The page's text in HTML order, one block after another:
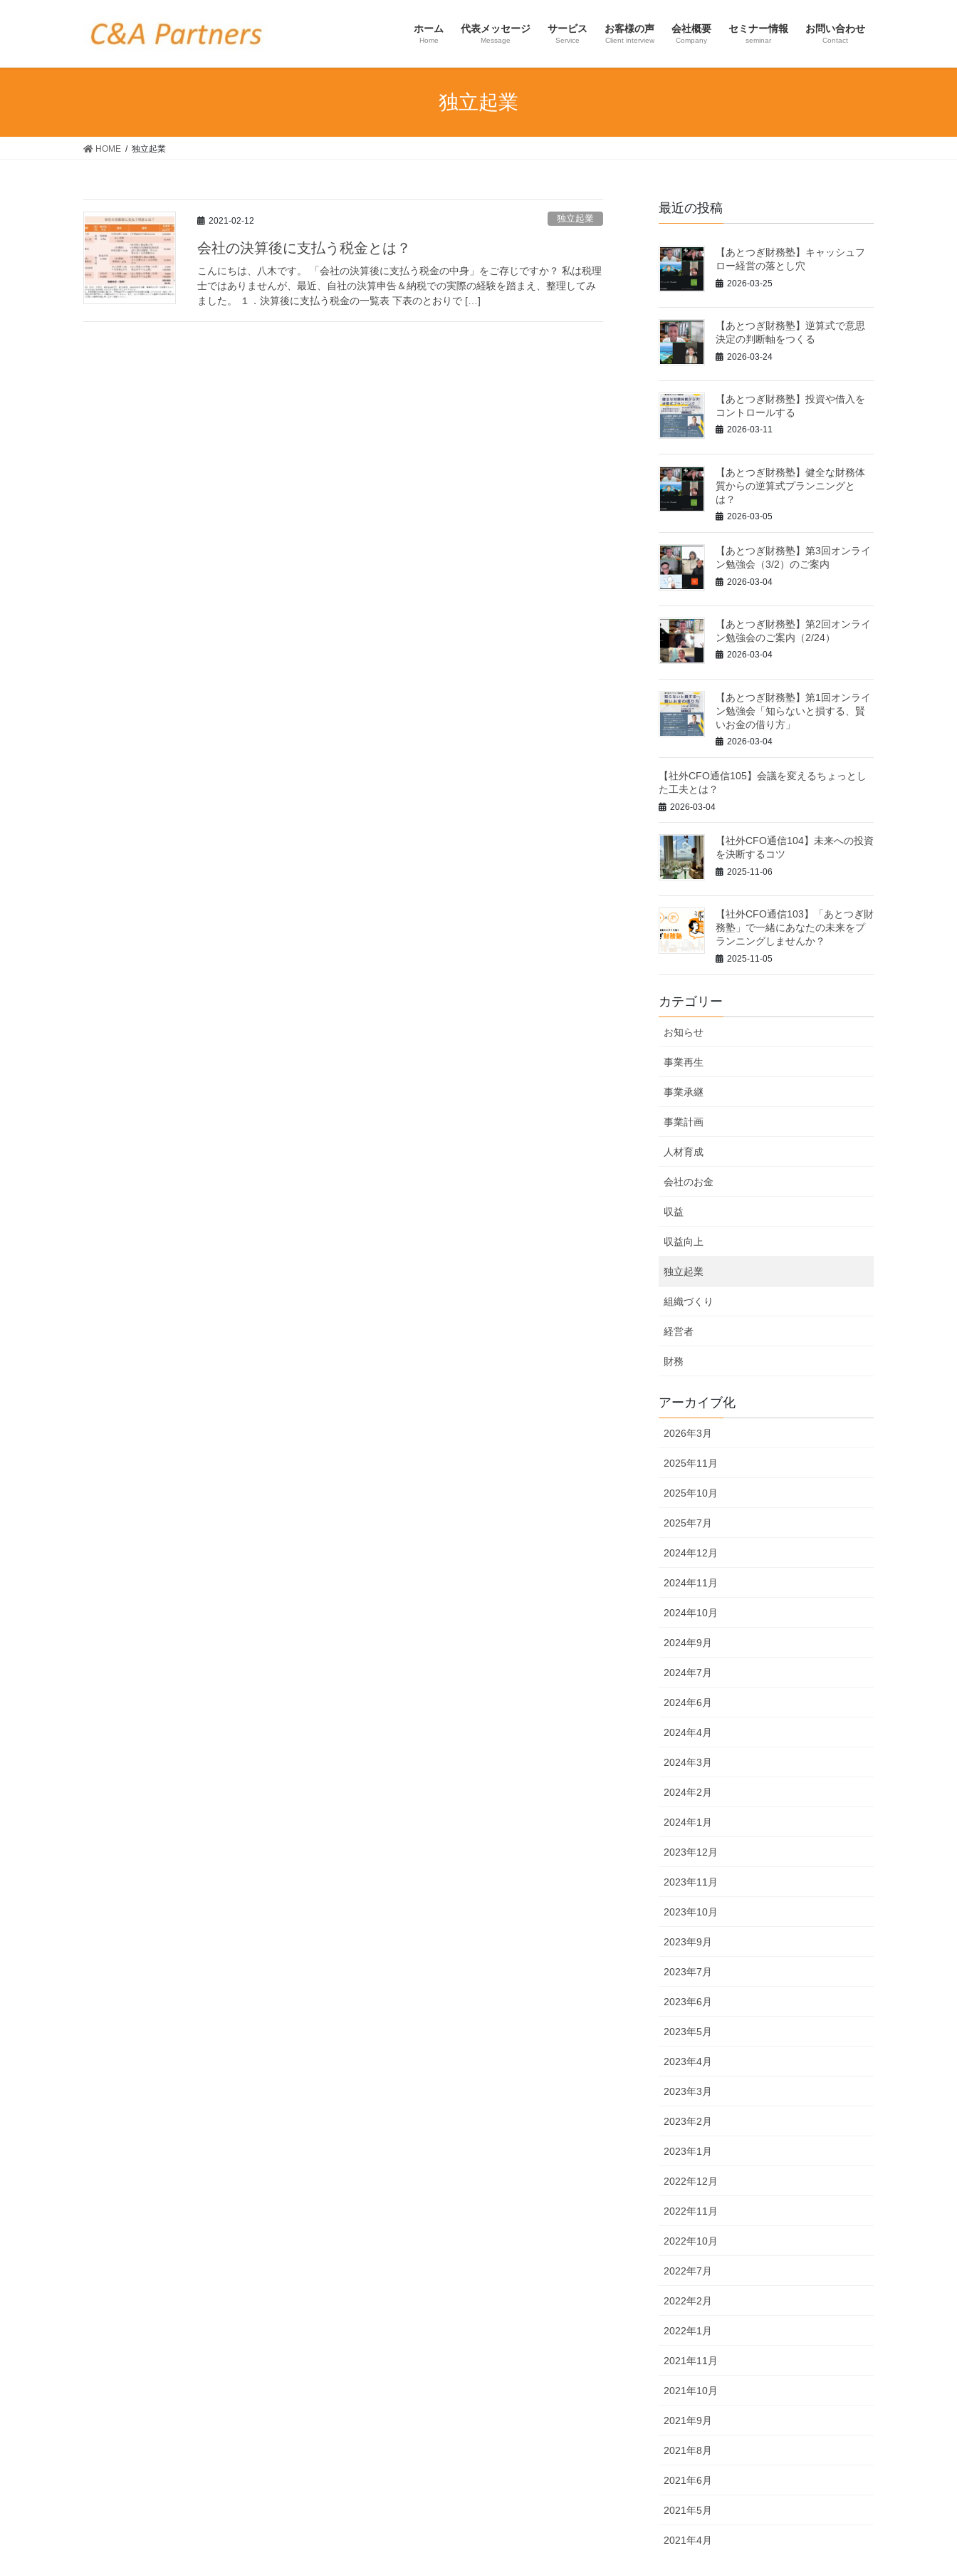
ホーム
Home
代表メッセージ
Message
サービス
Service
お客様の声
Client interview
会社概要
Company
セミナー情報
seminar
お問い合わせ
Contact
独立起業
HOME 独立起業
2021-02-12 独立起業
会社の決算後に支払う税金とは？
こんにちは、八木です。 「会社の決算後に支払う税金の中身」をご存じですか？ 私は税理
士ではありませんが、最近、自社の決算申告＆納税での実際の経験を踏まえ、整理してみ
ました。 １．決算後に支払う税金の一覧表 下表のとおりで […]
最近の投稿
【あとつぎ財務塾】キャッシュフ
ロー経営の落とし穴
2026-03-25
【あとつぎ財務塾】逆算式で意思
決定の判断軸をつくる
2026-03-24
【あとつぎ財務塾】投資や借入を
コントロールする
2026-03-11
【あとつぎ財務塾】健全な財務体
質からの逆算式プランニングと
は？
2026-03-05
【あとつぎ財務塾】第3回オンライ
ン勉強会（3/2）のご案内
2026-03-04
【あとつぎ財務塾】第2回オンライ
ン勉強会のご案内（2/24）
2026-03-04
【あとつぎ財務塾】第1回オンライ
ン勉強会「知らないと損する、賢
いお金の借り方」
2026-03-04
【社外CFO通信105】会議を変えるちょっとし
た工夫とは？
2026-03-04
【社外CFO通信104】未来への投資
を決断するコツ
2025-11-06
【社外CFO通信103】「あとつぎ財
務塾」で一緒にあなたの未来をプ
ランニングしませんか？
2025-11-05
カテゴリー
お知らせ
事業再生
事業承継
事業計画
人材育成
会社のお金
収益
収益向上
独立起業
組織づくり
経営者
財務
アーカイブ化
2026年3月
2025年11月
2025年10月
2025年7月
2024年12月
2024年11月
2024年10月
2024年9月
2024年7月
2024年6月
2024年4月
2024年3月
2024年2月
2024年1月
2023年12月
2023年11月
2023年10月
2023年9月
2023年7月
2023年6月
2023年5月
2023年4月
2023年3月
2023年2月
2023年1月
2022年12月
2022年11月
2022年10月
2022年7月
2022年2月
2022年1月
2021年11月
2021年10月
2021年9月
2021年8月
2021年6月
2021年5月
2021年4月